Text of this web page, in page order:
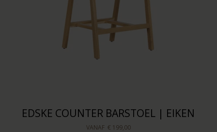
EDSKE COUNTER BARSTOEL | EIKEN
VANAF € 199,00